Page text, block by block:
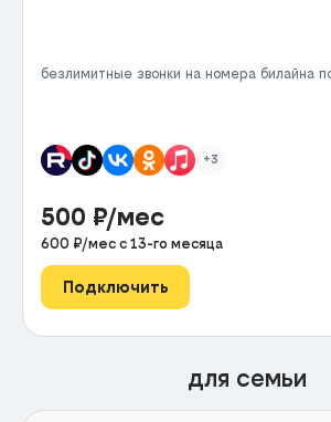
безлимитные звонки на номера билайна
+3
500 ₽/мес
600 ₽/мес с 13-го месяца
Подключить
для семьи